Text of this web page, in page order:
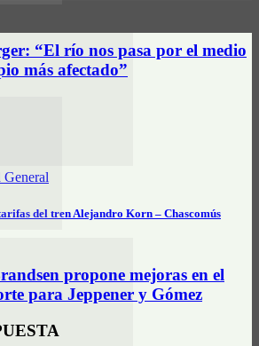
del tren Alejandro Korn – Chascomús
“El río nos pasa por el medio
más afectado”
propone mejoras en el
para Jeppener y Gómez